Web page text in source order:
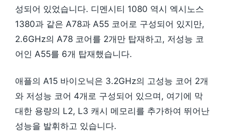
성되어 있었습니다. 디멘시티 1080 역시 엑시노스
1380과 같은 A78과 A55 코어로 구성되어 있지만,
2.6GHz의 A78 코어를 2개만 탑재하고, 저성능 코
어인 A55를 6개 탑재했습니다.
애플의 A15 바이오닉은 3.2GHz의 고성능 코어 2개
와 저성능 코어 4개로 구성되어 있으며, 여기에 막
대한 용량의 L2, L3 캐시 메모리를 추가하여 뛰어난
성능을 발휘하고 있습니다.